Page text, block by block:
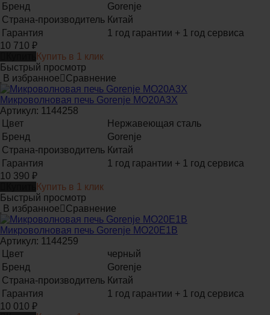
Бренд
Gorenje
Страна-производитель Китай
Гарантия
1 год гарантии + 1 год сервиса
10 710 ₽
Купить в 1 клик
Быстрый просмотр
В избранное
Сравнение
Микроволновая печь Gorenje MO20A3X
Артикул: 1144258
Цвет
Нержавеющая сталь
Бренд
Gorenje
Страна-производитель Китай
Гарантия
1 год гарантии + 1 год сервиса
10 390 ₽
Купить в 1 клик
Быстрый просмотр
В избранное
Сравнение
Микроволновая печь Gorenje MO20E1B
Артикул: 1144259
Цвет
черный
Бренд
Gorenje
Страна-производитель Китай
Гарантия
1 год гарантии + 1 год сервиса
10 010 ₽